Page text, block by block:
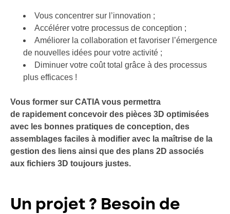
Vous concentrer sur l’innovation ;
Accélérer votre processus de conception ;
Améliorer la collaboration et favoriser l’émergence
de nouvelles idées pour votre activité ;
Diminuer votre coût total grâce à des processus
plus efficaces !
Vous former sur CATIA vous permettra
de rapidement concevoir des pièces 3D optimisées
avec les bonnes pratiques de conception, des
assemblages faciles à modifier avec la maîtrise de la
gestion des liens ainsi que des plans 2D associés
aux fichiers 3D toujours justes.
Un projet ? Besoin de